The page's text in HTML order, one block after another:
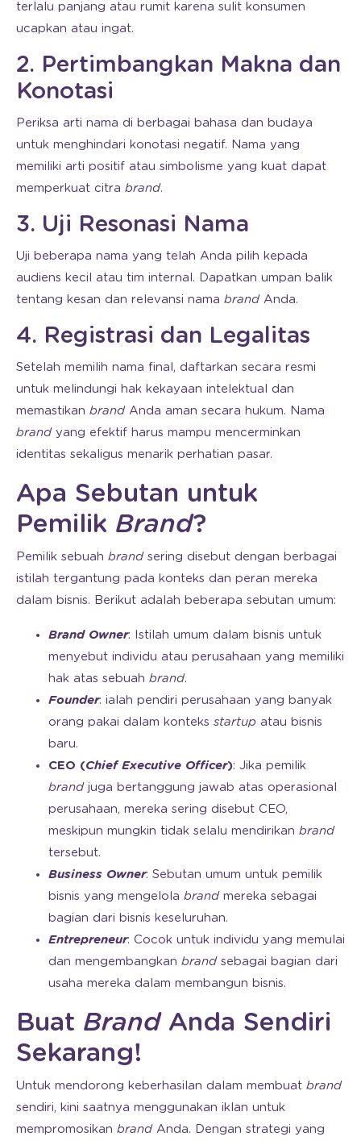
terlalu panjang atau rumit karena sulit konsumen
ucapkan atau ingat.
2. Pertimbangkan Makna dan
Konotasi
Periksa arti nama di berbagai bahasa dan budaya
untuk menghindari konotasi negatif. Nama yang
memiliki arti positif atau simbolisme yang kuat dapat
memperkuat citra brand.
3. Uji Resonasi Nama
Uji beberapa nama yang telah Anda pilih kepada
audiens kecil atau tim internal. Dapatkan umpan balik
tentang kesan dan relevansi nama brand Anda.
4. Registrasi dan Legalitas
Setelah memilih nama final, daftarkan secara resmi
untuk melindungi hak kekayaan intelektual dan
memastikan brand Anda aman secara hukum. Nama
brand yang efektif harus mampu mencerminkan
identitas sekaligus menarik perhatian pasar.
Apa Sebutan untuk
Pemilik Brand?
Pemilik sebuah brand sering disebut dengan berbagai
istilah tergantung pada konteks dan peran mereka
dalam bisnis. Berikut adalah beberapa sebutan umum:
Brand Owner: Istilah umum dalam bisnis untuk
menyebut individu atau perusahaan yang memiliki
hak atas sebuah brand.
Founder: ialah pendiri perusahaan yang banyak
orang pakai dalam konteks startup atau bisnis
baru.
CEO (Chief Executive Officer): Jika pemilik
brand juga bertanggung jawab atas operasional
perusahaan, mereka sering disebut CEO,
meskipun mungkin tidak selalu mendirikan brand
tersebut.
Business Owner: Sebutan umum untuk pemilik
bisnis yang mengelola brand mereka sebagai
bagian dari bisnis keseluruhan.
Entrepreneur: Cocok untuk individu yang memulai
dan mengembangkan brand sebagai bagian dari
usaha mereka dalam membangun bisnis.
Buat BrandAnda Sendiri
Sekarang!
Untuk mendorong keberhasilan dalam membuat brand
sendiri, kini saatnya menggunakan iklan untuk
mempromosikan brand Anda. Dengan strategi yang